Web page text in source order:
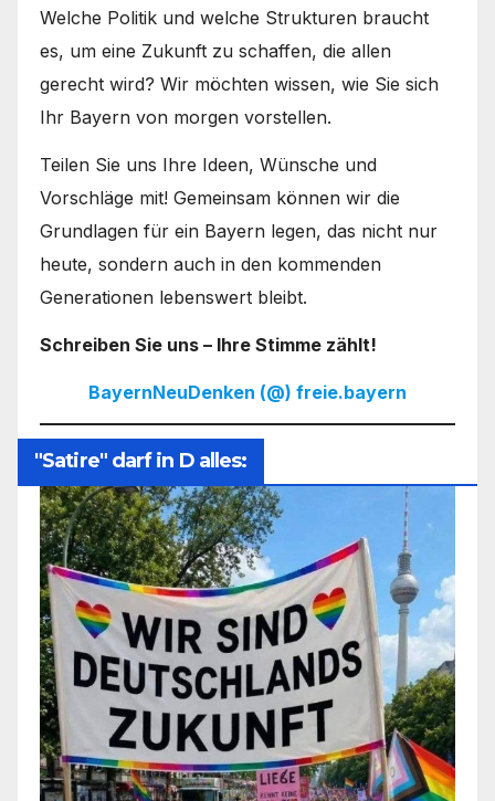
Welche Politik und welche Strukturen braucht
es, um eine Zukunft zu schaffen, die allen
gerecht wird? Wir möchten wissen, wie Sie sich
Ihr Bayern von morgen vorstellen.
Teilen Sie uns Ihre Ideen, Wünsche und
Vorschläge mit! Gemeinsam können wir die
Grundlagen für ein Bayern legen, das nicht nur
heute, sondern auch in den kommenden
Generationen lebenswert bleibt.
Schreiben Sie uns – Ihre Stimme zählt!
BayernNeuDenken (@) freie.bayern
"Satire" darf in D alles: